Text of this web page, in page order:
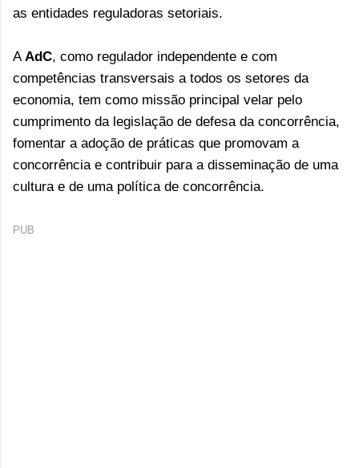
as entidades reguladoras setoriais.
AAdC, como regulador independente e com
competências transversais a todos os setores da
economia, tem como missão principal velar pelo
cumprimento da legislação de defesa da concorrência,
fomentar a adoção de práticas que promovam a
concorrência e contribuir para a disseminação de uma
cultura e de uma política de concorrência.
PUB